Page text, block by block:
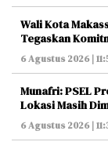
Wali Kota
Tegaskan
6 Agustus 2026 |
Munafri: PSEL
Lokasi Masih
6 Agustus 2026 |